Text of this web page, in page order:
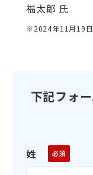
福太郎 氏
※2024年11月19日
下記フォ
姓